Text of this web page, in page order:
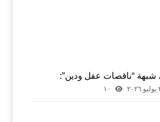
شبهة “ناقصات عقل ودين”:
١٠